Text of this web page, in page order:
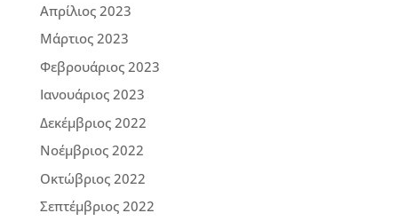
Απρίλιος 2023
Μάρτιος 2023
Φεβρουάριος 2023
Ιανουάριος 2023
Δεκέμβριος 2022
Νοέμβριος 2022
Οκτώβριος 2022
Σεπτέμβριος 2022